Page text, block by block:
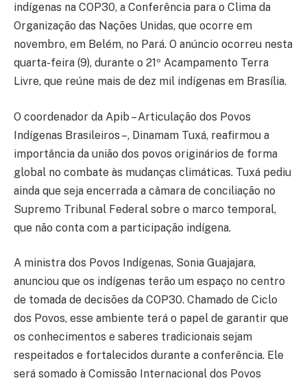
indígenas na COP30, a Conferência para o Clima da
Organização das Nações Unidas, que ocorre em
novembro, em Belém, no Pará. O anúncio ocorreu nesta
quarta-feira (9), durante o 21º Acampamento Terra
Livre, que reúne mais de dez mil indígenas em Brasília.
O coordenador da Apib – Articulação dos Povos
Indígenas Brasileiros –, Dinamam Tuxá, reafirmou a
importância da união dos povos originários de forma
global no combate às mudanças climáticas. Tuxá pediu
ainda que seja encerrada a câmara de conciliação no
Supremo Tribunal Federal sobre o marco temporal,
que não conta com a participação indígena.
A ministra dos Povos Indígenas, Sonia Guajajara,
anunciou que os indígenas terão um espaço no centro
de tomada de decisões da COP30. Chamado de Ciclo
dos Povos, esse ambiente terá o papel de garantir que
os conhecimentos e saberes tradicionais sejam
respeitados e fortalecidos durante a conferência. Ele
será somado à Comissão Internacional dos Povos